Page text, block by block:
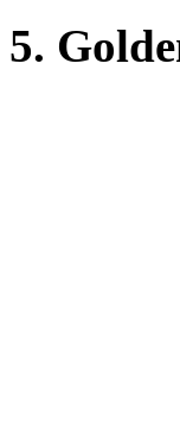
5.